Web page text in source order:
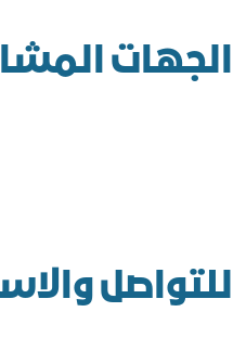
الجهات
للتواصل